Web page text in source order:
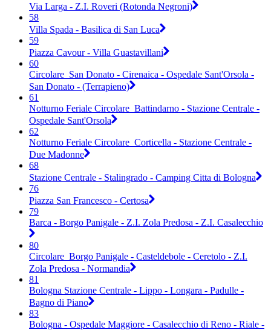
Via Larga - Z.I. Roveri (Rotonda Negroni)
58
Villa Spada - Basilica di San Luca
59
Piazza Cavour - Villa Guastavillani
60
Circolare_San Donato - Cirenaica - Ospedale Sant'Orsola -
San Donato - (Terrapieno)
61
Notturno Feriale Circolare_Battindarno - Stazione Centrale -
Ospedale Sant'Orsola
62
Notturno Feriale Circolare_Corticella - Stazione Centrale -
Due Madonne
68
Stazione Centrale - Stalingrado - Camping Citta di Bologna
76
Piazza San Francesco - Certosa
79
Barca - Borgo Panigale - Z.I. Zola Predosa - Z.I. Casalecchio
80
Circolare_Borgo Panigale - Casteldebole - Ceretolo - Z.I.
Zola Predosa - Normandia
81
Bologna Stazione Centrale - Lippo - Longara - Padulle -
Bagno di Piano
83
Bologna - Ospedale Maggiore - Casalecchio di Reno - Riale -